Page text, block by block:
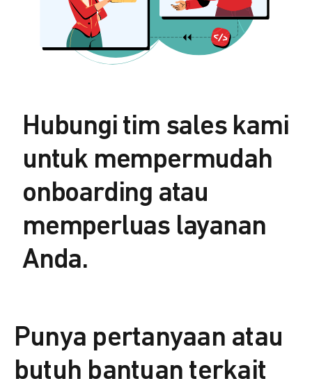
Hubungi tim sales kami
untuk mempermudah
onboarding atau
memperluas layanan
Anda.
Punya pertanyaan atau
butuh bantuan terkait